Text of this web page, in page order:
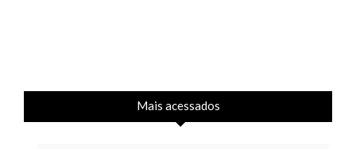
Mais acessados